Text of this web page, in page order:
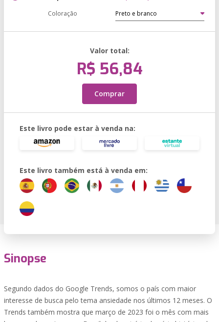
Coloração
Valor total:
R$ 56,84
Comprar
Este livro pode estar à venda na:
Este livro também está à venda em:
Sinopse
Segundo dados do Google Trends, somos o país com maior
interesse de busca pelo tema ansiedade nos últimos 12 meses. O
Trends também mostra que março de 2023 foi o mês com mais